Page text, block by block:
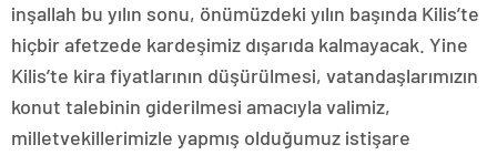
inşallah bu yılın sonu, önümüzdeki yılın başında Kilis’te
hiçbir afetzede kardeşimiz dışarıda kalmayacak. Yine
Kilis’te kira fiyatlarının düşürülmesi, vatandaşlarımızın
konut talebinin giderilmesi amacıyla valimiz,
milletvekillerimizle yapmış olduğumuz istişare